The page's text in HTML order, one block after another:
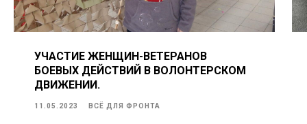
УЧАСТИЕ ЖЕНЩИН-ВЕТЕРАНОВ
БОЕВЫХ ДЕЙСТВИЙ В ВОЛОНТЕРСКОМ
ДВИЖЕНИИ.
11.05.2023 ВСЁ ДЛЯ ФРОНТА